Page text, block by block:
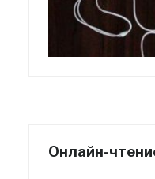
Онлайн-